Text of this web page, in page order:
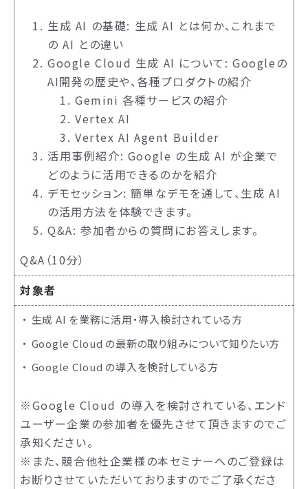
生成 AI の基礎: 生成 AI とは何か、これまで
の AI との違い
Google Cloud 生成 AI について: Googleの
AI開発の歴史や、各種プロダクトの紹介
Gemini 各種サービスの紹介
Vertex AI
Vertex AI Agent Builder
活用事例紹介: Google の生成 AI が企業で
どのように活用できるのかを紹介
デモセッション: 簡単なデモを通して、生成 AI
の活用方法を体験できます。
Q&A: 参加者からの質問にお答えします。
Q&A（10分）
対象者
生成 AI を業務に活用・導入検討されている方
Google Cloud の最新の取り組みについて知りたい方
Google Cloud の導入を検討している方
※Google Cloud の導入を検討されている、エンド
ユーザー企業の参加者を優先させて頂きますのでご
承知ください。
※また、競合他社企業様の本セミナーへのご登録は
お断りさせていただいておりますのでご了承くださ